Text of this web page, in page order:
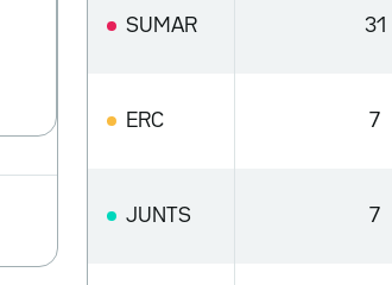
SUMAR 31
ERC 7
JUNTS 7